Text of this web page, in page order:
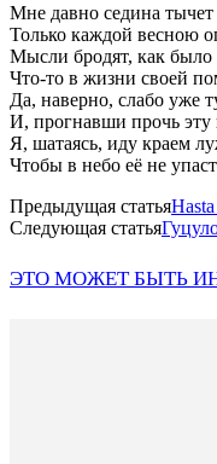
Мне давно седина тычет
Только каждой весною
Мысли бродят, как было
Что-то в жизни своей
Да, наверно, слабо уже
И, прогнавши прочь эту
Я, шатаясь, иду краем
Чтобы в небо её не
Предыдущая статья
Следующая статья
ЭТО МОЖЕТ БЫТЬ